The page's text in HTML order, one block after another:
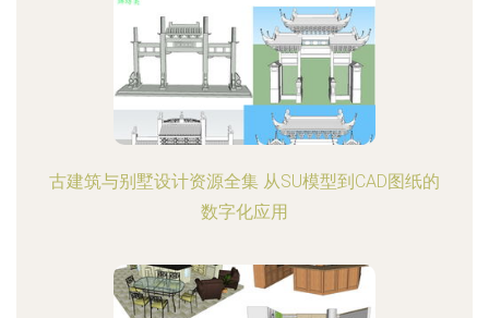
古建筑与别墅设计资源全集 从SU模型到CAD图纸的
数字化应用